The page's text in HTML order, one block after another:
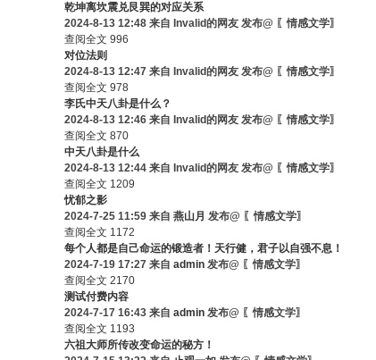
乾坤离坎震兑艮巽的对应关系
2024-8-13 12:48 来自 Invalid的网友 发布@ 〖情感文学〗
查阅全文 996
对位法则
2024-8-13 12:47 来自 Invalid的网友 发布@ 〖情感文学〗
查阅全文 978
李氏中天八卦是什么？
2024-8-13 12:46 来自 Invalid的网友 发布@ 〖情感文学〗
查阅全文 870
中天八卦是什么
2024-8-13 12:44 来自 Invalid的网友 发布@ 〖情感文学〗
查阅全文 1209
忧郁之影
2024-7-25 11:59 来自 燕山月 发布@ 〖情感文学〗
查阅全文 1172
每个人都是自己命运的锻造者！天行健，君子以自强不息！
2024-7-19 17:27 来自 admin 发布@ 〖情感文学〗
查阅全文 2170
测试付费内容
2024-7-17 16:43 来自 admin 发布@ 〖情感文学〗
查阅全文 1193
六祖大师所传改变命运的秘方！